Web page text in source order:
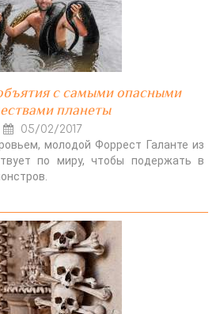
с самыми опасными
планеты
05/02/2017
молодой Форрест Галанте из
по миру, чтобы подержать в